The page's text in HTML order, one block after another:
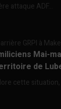
attaque ADF...
GRPI à
Mai-
de
cette situation,